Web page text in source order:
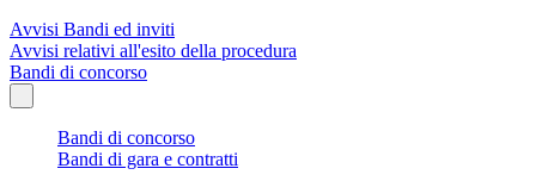
Avvisi Bandi ed inviti
Avvisi relativi all'esito della procedura
Bandi di concorso
Bandi di concorso
Bandi di gara e contratti